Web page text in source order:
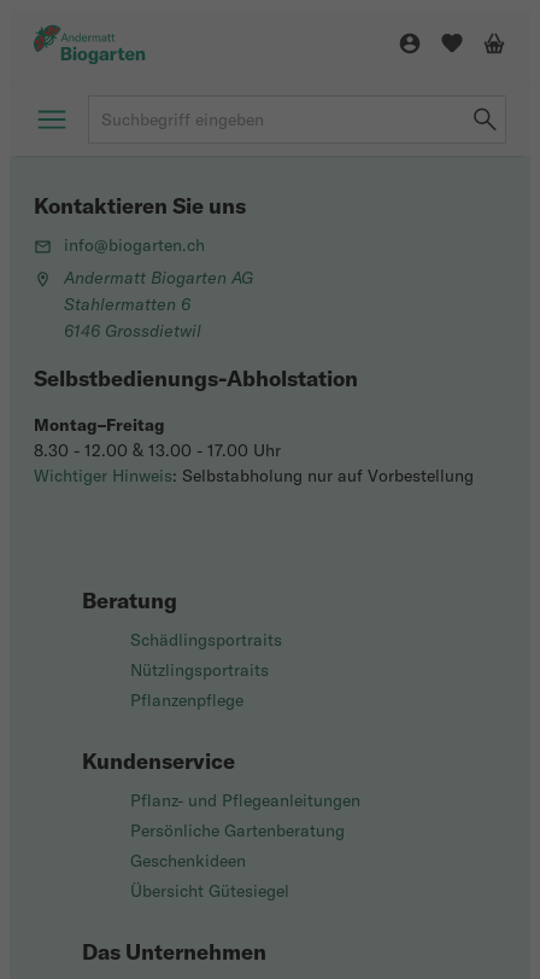
Beratung
Schädlingsportraits
Nützlingsportraits
Pflanzenpflege
Kundenservice
Pflanz- und Pflegeanleitungen
Persönliche Gartenberatung
Geschenkideen
Übersicht Gütesiegel
Das Unternehmen
Kontaktieren Sie uns
info@biogarten.ch
Andermatt Biogarten AG
Stahlermatten 6
6146 Grossdietwil
Selbstbedienungs-Abholstation
Montag–Freitag
8.30 - 12.00 & 13.00 - 17.00 Uhr
Wichtiger Hinweis: Selbstabholung nur auf Vorbestellung